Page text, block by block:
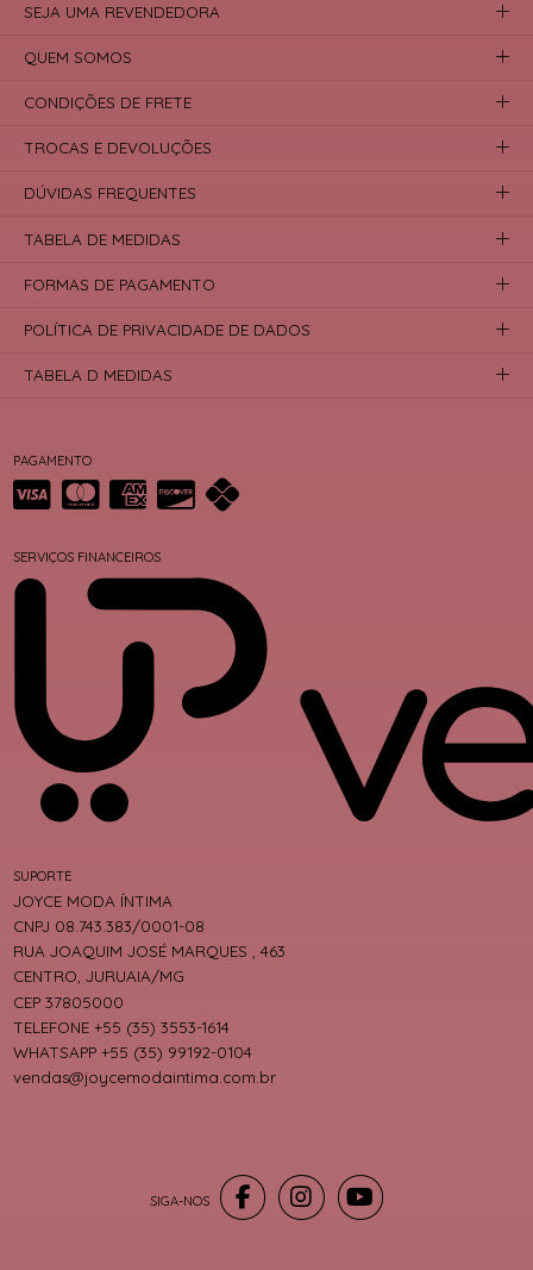
PAGAMENTO
SERVIÇOS FINANCEIROS
SUPORTE
JOYCE MODA ÍNTIMA
CNPJ 08.743.383/0001-08
RUA JOAQUIM JOSÉ MARQUES , 463
CENTRO, JURUAIA/MG
CEP 37805000
TELEFONE +55 (35) 3553-1614
WHATSAPP +55 (35) 99192-0104
vendas@joycemodaintima.com.br
SEJA UMA REVENDEDORA
QUEM SOMOS
CONDIÇÕES DE FRETE
TROCAS E DEVOLUÇÕES
DÚVIDAS FREQUENTES
TABELA DE MEDIDAS
FORMAS DE PAGAMENTO
POLÍTICA DE PRIVACIDADE DE DADOS
TABELA D MEDIDAS